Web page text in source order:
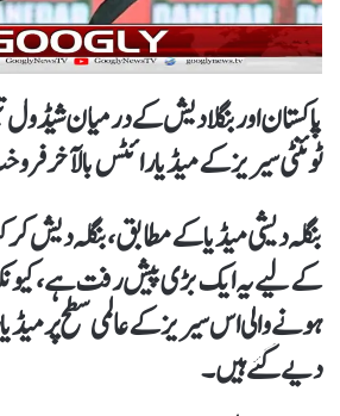
پاکستان اور بنگلادیش کے درمیان
ٹوئنٹی سیریز کے میڈیا رائٹس بالآخر
بنگلہ دیشی میڈیا کے مطابق، بنگلہ دیش
کے لیے یہ ایک بڑی پیش رفت ہے،
ہونے والی اس سیریز کے عالمی سطح پر
دیے گئے ہیں۔